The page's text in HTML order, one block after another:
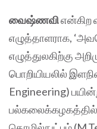
வைஷ்ணவிஎன்கிற
எழுத்தாளராக,
எழுத்துலகிற்கு
பொறியியலில்
Engineering)
பல்கலைக்கழகத்தில்